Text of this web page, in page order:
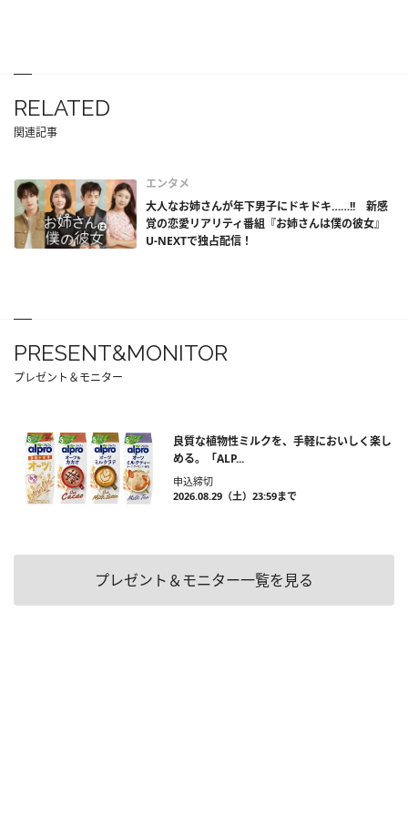
RELATED
関連記事
エンタメ
大人なお姉さんが年下男子にドキドキ……!! 新感
覚の恋愛リアリティ番組『お姉さんは僕の彼女』
U-NEXTで独占配信！
PRESENT&MONITOR
プレゼント＆モニター
良質な植物性ミルクを、手軽においしく楽し
める。「ALP...
申込締切
2026.08.29（土）23:59まで
プレゼント＆モニター一覧を見る